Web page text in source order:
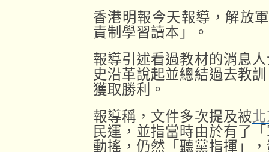
香港明報今天報導，解放
責制學習讀本」。
報導引述看過教材的消息
史沿革說起並總結過去教
獲取勝利。
報導稱，文件多次提及被
民運，並指當時由於有了
動搖，仍然「聽黨指揮」